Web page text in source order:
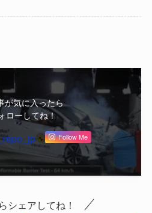
が気に入ったら
ローしてね！
Follow Me
シェアしてね！